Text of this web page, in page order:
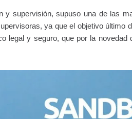
y supervisión, supuso una de las
ya que el objetivo último
legal y seguro, que por la